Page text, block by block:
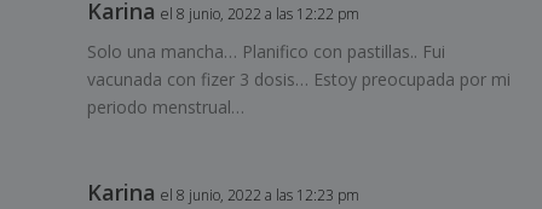
Karina el 8 junio, 2022 a las 12:22 pm
Solo una mancha… Planifico con pastillas.. Fui
vacunada con fizer 3 dosis… Estoy preocupada por mi
periodo menstrual…
Karina el 8 junio, 2022 a las 12:23 pm